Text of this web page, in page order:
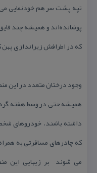
تپه پشت سر هم خودنمایی
پوشانده‌اند و همیشه چند
كه در اطرافش زیراندازی
وجود درختان متعدد در این
همیشه حتی در وسط هفته
داشته باشند. خودروهای
كه چادرهای مسافرتی به
می شوند بر زیبایی این